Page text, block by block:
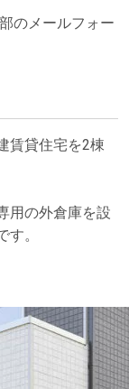
のメールフォー
賃貸住宅を2棟
用の外倉庫を設
。